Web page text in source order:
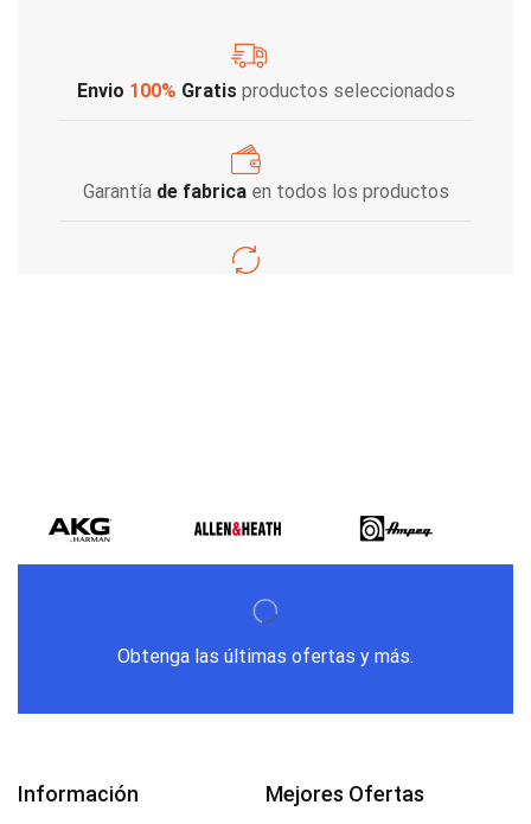
Envio 100% Gratis productos seleccionados
Garantía de fabricaen todos los productos
Obtenga las últimas ofertas y más.
Información Mejores Ofertas